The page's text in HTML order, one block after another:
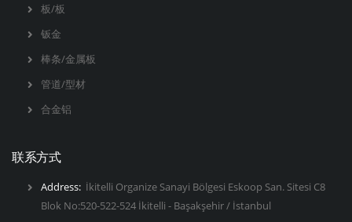
板/板
钣金
棒条/金属板
管道/型材
合金铝
联系方式
Address: İkitelli Organize Sanayi Bölgesi Eskoop San. Sitesi C8
Blok No:520-522-524 İkitelli - Başakşehir / İstanbul